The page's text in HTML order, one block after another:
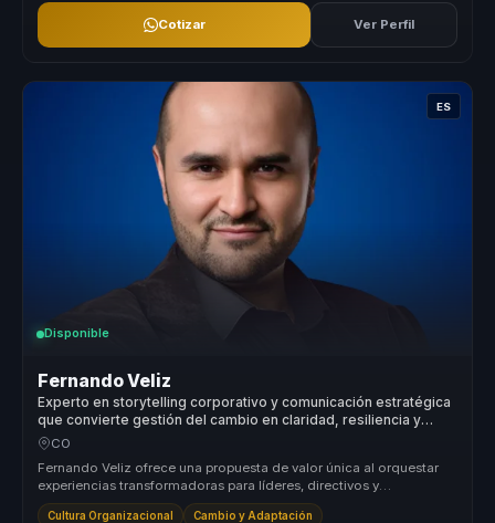
Cotizar Ver Perfil
ES
Disponible
Fernando Veliz
Experto en storytelling corporativo y comunicación estratégica
que convierte gestión del cambio en claridad, resiliencia y
cultura para líderes y equipos.
CO
Fernando Veliz ofrece una propuesta de valor única al orquestar
experiencias transformadoras para líderes, directivos y
responsables de e...
Cultura Organizacional Cambio y Adaptación